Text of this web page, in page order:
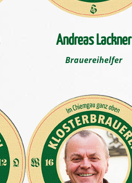
Andreas Lackner
Brauereihelfer